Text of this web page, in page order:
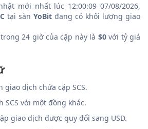
mới nhất lúc 12:00:09 07/08/2026,
tại sàn YoBit đang có khối lượng giao
24 giờ của cặp này là $0với tỷ giá
giao dịch chứa cặp SCS.
SCS với một đồng khác.
giao dịch được quy đổi sang USD.